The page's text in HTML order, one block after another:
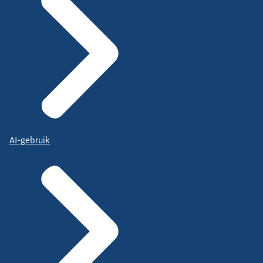
AI-gebruik